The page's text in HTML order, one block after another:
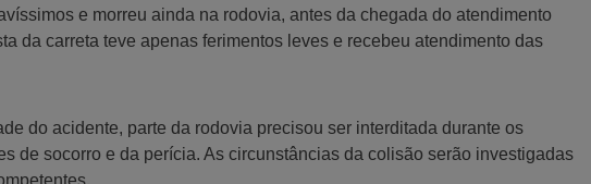
e morreu ainda na rodovia, antes da chegada do atendimento
da carreta teve apenas ferimentos leves e recebeu atendimento das
do acidente, parte da rodovia precisou ser interditada durante os
de socorro e da perícia. As circunstâncias da colisão serão investigadas